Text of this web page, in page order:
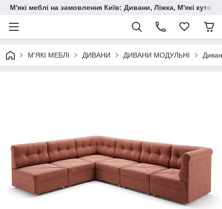
М'які меблі на замовлення Київ: Дивани, Ліжка, М'які
М'ЯКІ МЕБЛІ ДИВАНИ ДИВАНИ МОДУЛЬНІ